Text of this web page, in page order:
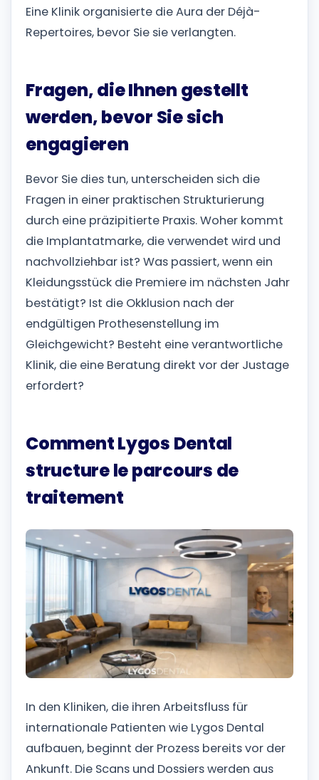
Eine Klinik organisierte die Aura der Déjà-
Repertoires, bevor Sie sie verlangten.
Fragen, die Ihnen gestellt
werden, bevor Sie sich
engagieren
Bevor Sie dies tun, unterscheiden sich die
Fragen in einer praktischen Strukturierung
durch eine präzipitierte Praxis. Woher kommt
die Implantatmarke, die verwendet wird und
nachvollziehbar ist? Was passiert, wenn ein
Kleidungsstück die Premiere im nächsten Jahr
bestätigt? Ist die Okklusion nach der
endgültigen Prothesenstellung im
Gleichgewicht? Besteht eine verantwortliche
Klinik, die eine Beratung direkt vor der Justage
erfordert?
Comment Lygos Dental
structure le parcours de
traitement
In den Kliniken, die ihren Arbeitsfluss für
internationale Patienten wie Lygos Dental
aufbauen, beginnt der Prozess bereits vor der
Ankunft. Die Scans und Dossiers werden aus